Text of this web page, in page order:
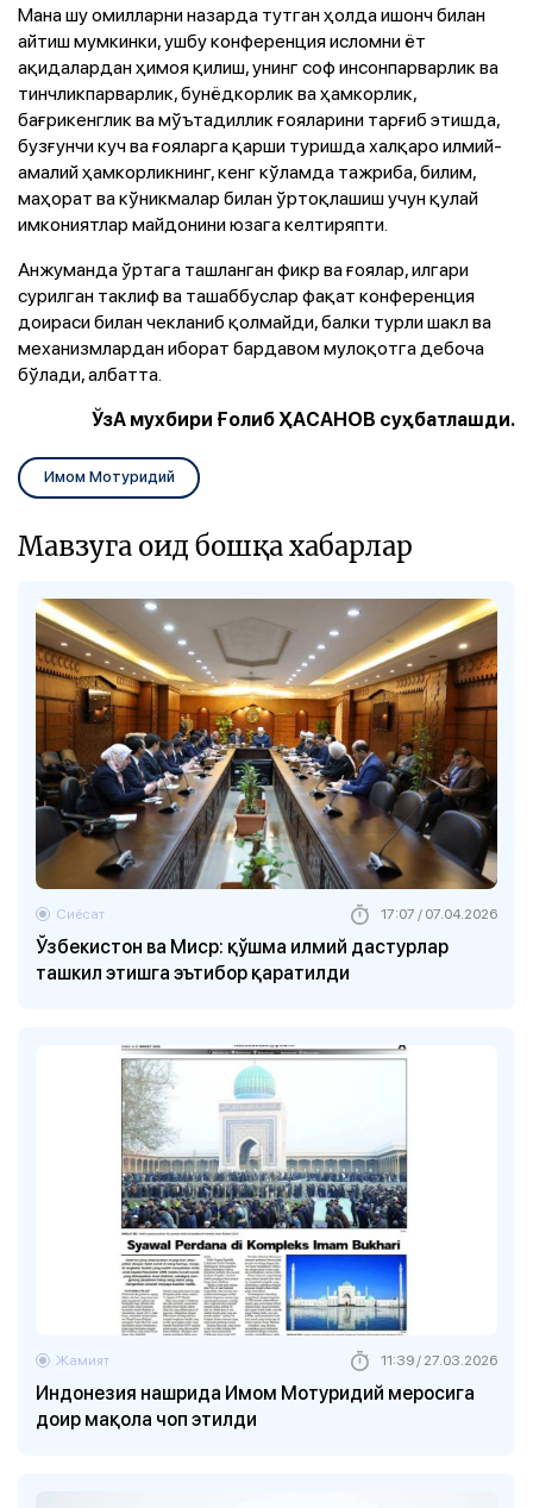
Мана шу омилларни назарда тутган ҳолда ишонч билан
айтиш мумкинки, ушбу конференция исломни ёт
ақидалардан ҳимоя қилиш, унинг соф инсонпарварлик ва
тинчликпарварлик, бунёдкорлик ва ҳамкорлик,
бағрикенглик ва мўътадиллик ғояларини тарғиб этишда,
бузғунчи куч ва ғояларга қарши туришда халқаро илмий-
амалий ҳамкорликнинг, кенг кўламда тажриба, билим,
маҳорат ва кўникмалар билан ўртоқлашиш учун қулай
имкониятлар майдонини юзага келтиряпти.
Анжуманда ўртага ташланган фикр ва ғоялар, илгари
сурилган таклиф ва ташаббуслар фақат конференция
доираси билан чекланиб қолмайди, балки турли шакл ва
механизмлардан иборат бардавом мулоқотга дебоча
бўлади, албатта.
ЎзА мухбири Ғолиб ҲАСАНОВ суҳбатлашди.
Имом Мотуридий
Мавзуга оид бошқа хабарлар
Ўзбекистон ва Миср: қўшма илмий дастурлар
ташкил этишга эътибор қаратилди
Сиёсат 17:07 / 07.04.2026
Индонезия нашрида Имом Мотуридий меросига
доир мақола чоп этилди
Жамият 11:39 / 27.03.2026